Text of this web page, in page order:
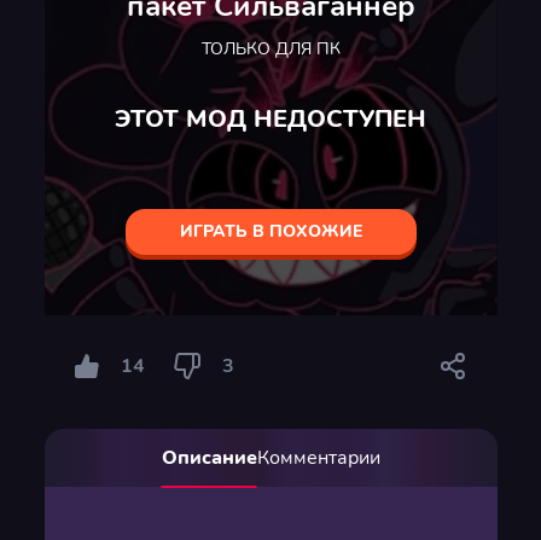
ТОЛЬКО ДЛЯ ПК
ЭТОТ МОД НЕДОСТУПЕН
ИГРАТЬ В ПОХОЖИЕ
14 3
ОписаниеКомментарии